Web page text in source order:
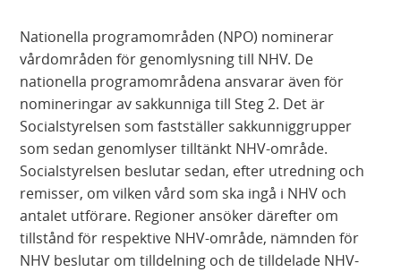
Nationella programområden (NPO) nominerar
vårdområden för genomlysning till NHV. De
nationella programområdena ansvarar även för
nomineringar av sakkunniga till Steg 2. Det är
Socialstyrelsen som fastställer sakkunniggrupper
som sedan genomlyser tilltänkt NHV-område.
Socialstyrelsen beslutar sedan, efter utredning och
remisser, om vilken vård som ska ingå i NHV och
antalet utförare. Regioner ansöker därefter om
tillstånd för respektive NHV-område, nämnden för
NHV beslutar om tilldelning och de tilldelade NHV-